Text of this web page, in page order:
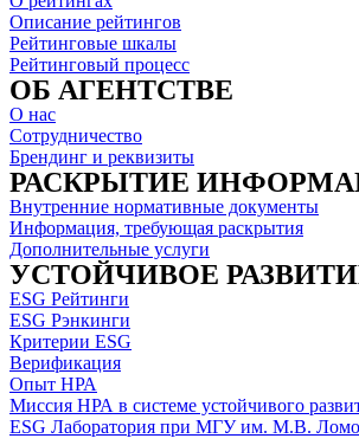
Описание рейтингов
Рейтинговые шкалы
Рейтинговый процесс
ОБ АГЕНТСТВЕ
О нас
Сотрудничество
Брендинг и реквизиты
РАСКРЫТИЕ
Внутренние нормативные документы
Информация, требующая раскрытия
Дополнительные услуги
УСТОЙЧИВОЕ
ESG Рейтинги
ESG Рэнкинги
Критерии ESG
Верификация
Опыт НРА
Миссия НРА в системе устойчивого
ESG Лаборатория при МГУ им. М.В.